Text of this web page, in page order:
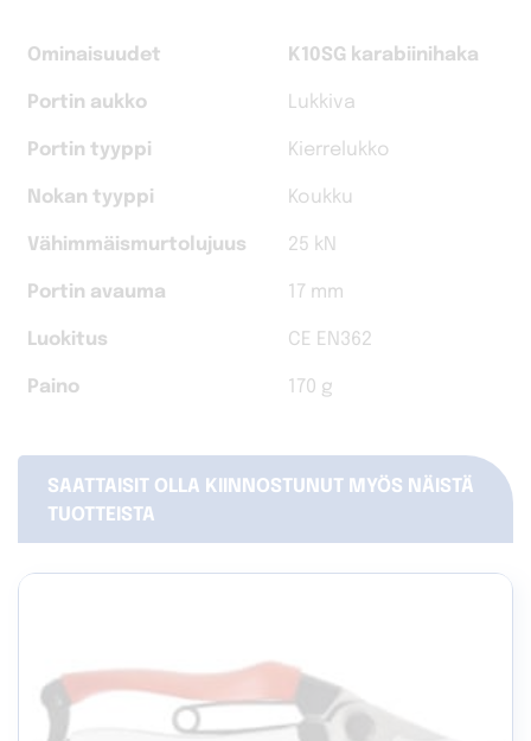
Ominaisuudet K10SG karabiinihaka
Portin aukko Lukkiva
Portin tyyppi Kierrelukko
Nokan tyyppi Koukku
Vähimmäismurtolujuus 25 kN
Portin avauma 17 mm
Luokitus CE EN362
Paino 170 g
SAATTAISIT OLLA KIINNOSTUNUT MYÖS NÄISTÄ
TUOTTEISTA